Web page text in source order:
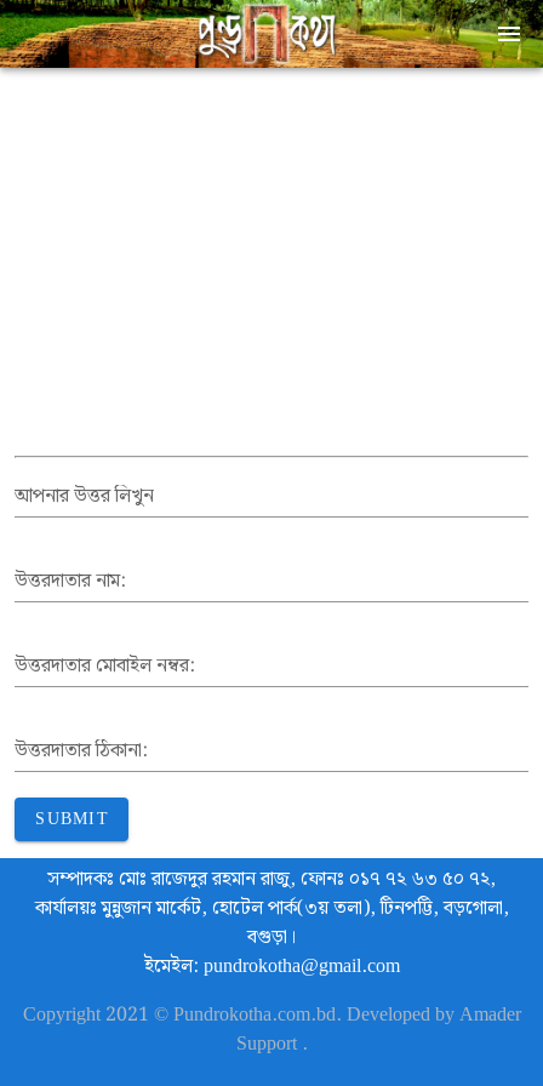
আপনার উত্তর লিখুন
উত্তরদাতার নাম:
উত্তরদাতার মোবাইল নম্বর:
উত্তরদাতার ঠিকানা:
SUBMIT
সম্পাদকঃ মোঃ রাজেদুর রহমান রাজু, ফোনঃ ০১৭ ৭২ ৬৩ ৫০ ৭২,
কার্যালয়ঃ মুন্নুজান মার্কেট, হোটেল পার্ক(৩য় তলা), টিনপট্টি, বড়গোলা,
বগুড়া।
ইমেইল: pundrokotha@gmail.com
Copyright 2021 © Pundrokotha.com.bd. Developed by Amader
Support .